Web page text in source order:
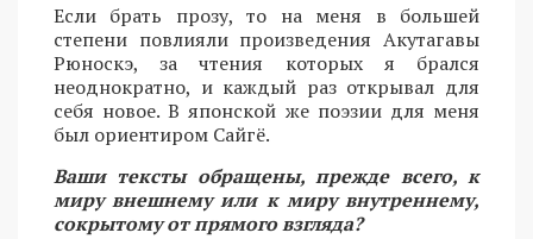
Если брать прозу, то на меня в большей
степени повлияли произведения Акутагавы
Рюноскэ, за чтения которых я брался
неоднократно, и каждый раз открывал для
себя новое. В японской же поэзии для меня
был ориентиром Сайгё.
Ваши тексты обращены, прежде всего, к
миру внешнему или к миру внутреннему,
сокрытому от прямого взгляда?